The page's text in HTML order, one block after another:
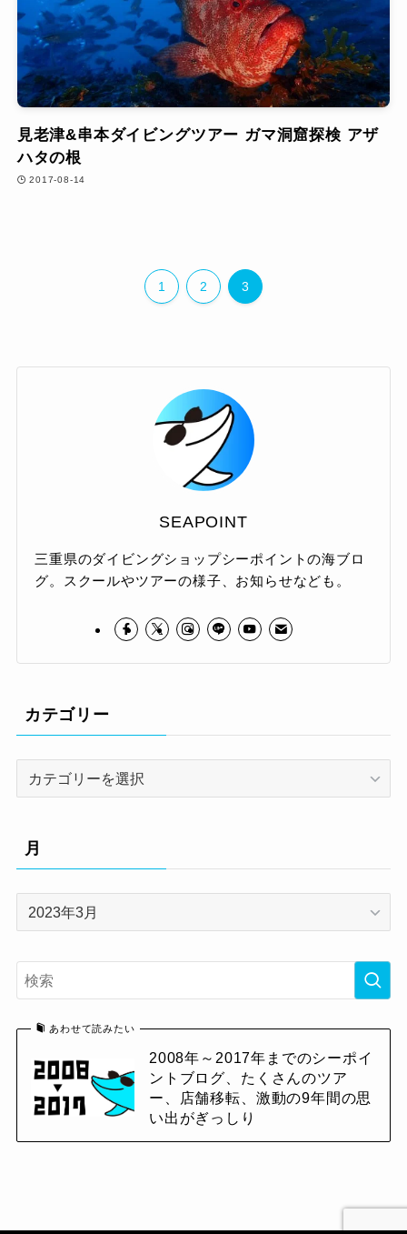
見老津&串本ダイビングツアー ガマ洞窟探検 アザ
ハタの根
2017-08-14
1 2 3
SEAPOINT
三重県のダイビングショップシーポイントの海ブロ
グ。スクールやツアーの様子、お知らせなども。
カテゴリー
リ
ー
月
月
あわせて読みたい
2008年～2017年までのシーポイ
ントブログ、たくさんのツア
ー、店舗移転、激動の9年間の思
い出がぎっしり